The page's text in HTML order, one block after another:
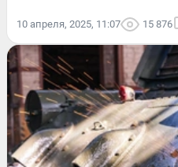
10 апреля, 2025, 11:07 15 876